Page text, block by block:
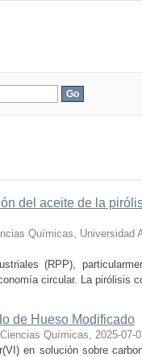
del aceite de la
Químicas, Universidad
(RPP),
circular. La pirólisis
de Hueso Modificado
Químicas, 2025-07-
en solución sobre